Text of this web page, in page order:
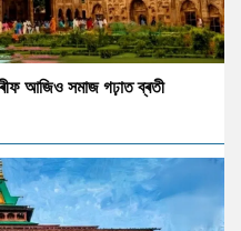
আজিও সমাজ গঢ়াত ব্ৰতী